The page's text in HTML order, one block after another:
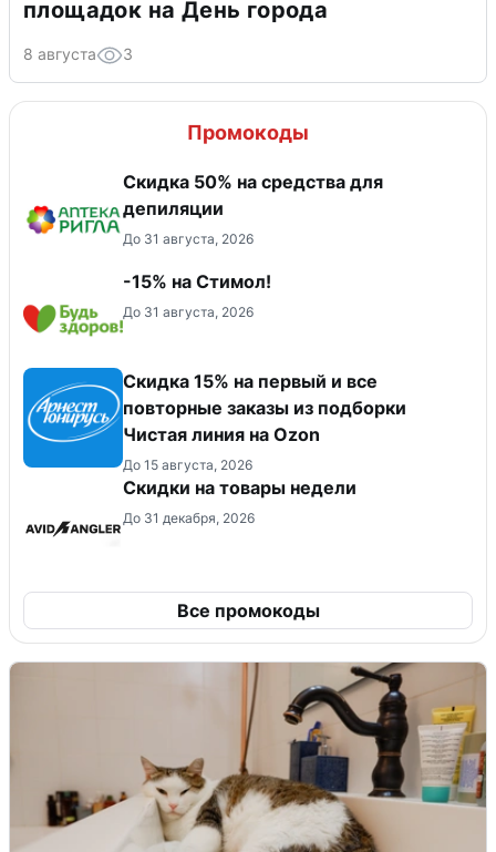
площадок на День города
8 августа 3
Промокоды
Скидка 50% на средства для
депиляции
До 31 августа, 2026
-15% на Стимол!
До 31 августа, 2026
Скидка 15% на первый и все
повторные заказы из подборки
Чистая линия на Ozon
До 15 августа, 2026
Скидки на товары недели
До 31 декабря, 2026
Все промокоды